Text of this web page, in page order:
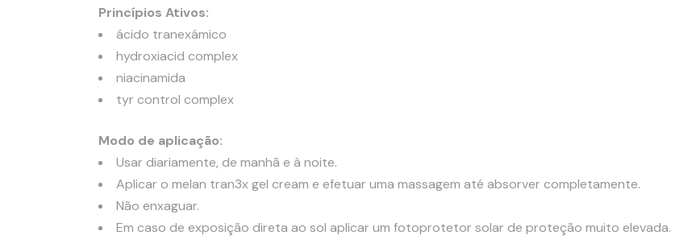
Princípios Ativos:
ácido tranexámico
hydroxiacid complex
niacinamida
tyr control complex
Modo de aplicação:
Usar diariamente, de manhã e à noite.
Aplicar o melan tran3x gel cream e efetuar uma massagem até absorver completamente.
Não enxaguar.
Em caso de exposição direta ao sol aplicar um fotoprotetor solar de proteção muito elevada.